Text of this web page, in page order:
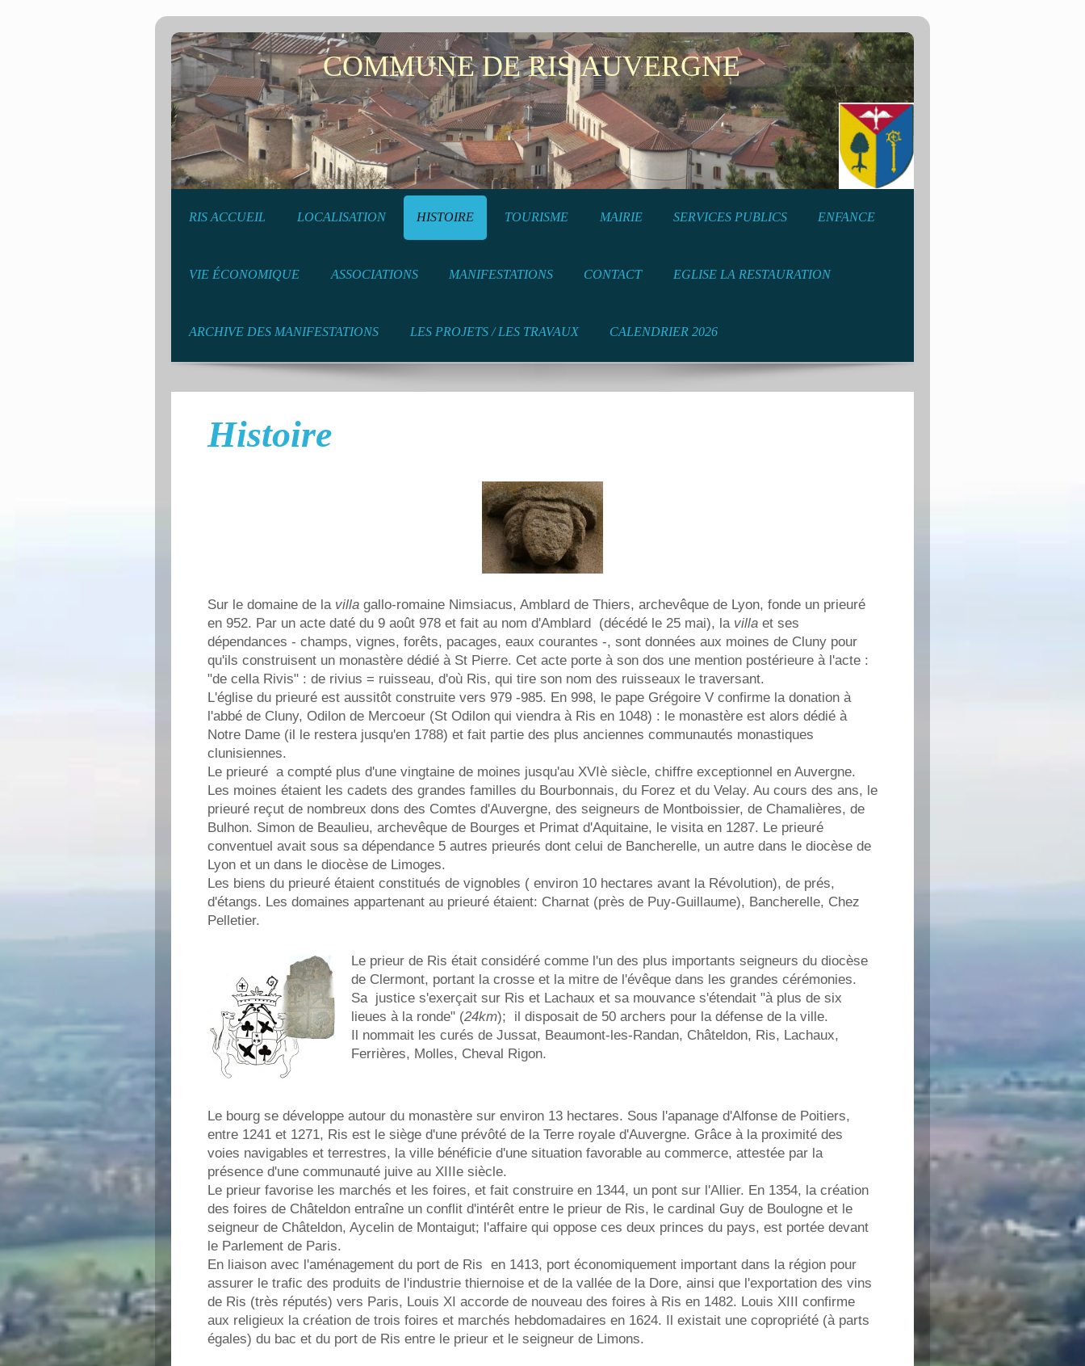
COMMUNE DE RIS AUVERGNE
RIS ACCUEIL LOCALISATION HISTOIRE TOURISME MAIRIE SERVICES PUBLICS ENFANCE
VIE ÉCONOMIQUE ASSOCIATIONS MANIFESTATIONS CONTACT EGLISE LA RESTAURATION
ARCHIVE DES MANIFESTATIONS LES PROJETS / LES TRAVAUX CALENDRIER 2026
Histoire
Sur le domaine de la villa gallo-romaine Nimsiacus, Amblard de Thiers, archevêque de Lyon, fonde un prieuré
en 952. Par un acte daté du 9 août 978 et fait au nom d'Amblard (décédé le 25 mai), la villa et ses
dépendances - champs, vignes, forêts, pacages, eaux courantes -, sont données aux moines de Cluny pour
qu'ils construisent un monastère dédié à St Pierre. Cet acte porte à son dos une mention postérieure à l'acte :
"de cella Rivis" : de rivius = ruisseau, d'où Ris, qui tire son nom des ruisseaux le traversant.
L'église du prieuré est aussitôt construite vers 979 -985. En 998, le pape Grégoire V confirme la donation à
l'abbé de Cluny, Odilon de Mercoeur (St Odilon qui viendra à Ris en 1048) : le monastère est alors dédié à
Notre Dame (il le restera jusqu'en 1788) et fait partie des plus anciennes communautés monastiques
clunisiennes.
Le prieuré a compté plus d'une vingtaine de moines jusqu'au XVIè siècle, chiffre exceptionnel en Auvergne.
Les moines étaient les cadets des grandes familles du Bourbonnais, du Forez et du Velay. Au cours des ans, le
prieuré reçut de nombreux dons des Comtes d'Auvergne, des seigneurs de Montboissier, de Chamalières, de
Bulhon. Simon de Beaulieu, archevêque de Bourges et Primat d'Aquitaine, le visita en 1287. Le prieuré
conventuel avait sous sa dépendance 5 autres prieurés dont celui de Bancherelle, un autre dans le diocèse de
Lyon et un dans le diocèse de Limoges.
Les biens du prieuré étaient constitués de vignobles ( environ 10 hectares avant la Révolution), de prés,
d'étangs. Les domaines appartenant au prieuré étaient: Charnat (près de Puy-Guillaume), Bancherelle, Chez
Pelletier.
Le prieur de Ris était considéré comme l'un des plus importants seigneurs du diocèse
de Clermont, portant la crosse et la mitre de l'évêque dans les grandes cérémonies.
Sa justice s'exerçait sur Ris et Lachaux et sa mouvance s'étendait "à plus de six
lieues à la ronde" (24km); il disposait de 50 archers pour la défense de la ville.
Il nommait les curés de Jussat, Beaumont-les-Randan, Châteldon, Ris, Lachaux,
Ferrières, Molles, Cheval Rigon.
Le bourg se développe autour du monastère sur environ 13 hectares. Sous l'apanage d'Alfonse de Poitiers,
entre 1241 et 1271, Ris est le siège d'une prévôté de la Terre royale d'Auvergne. Grâce à la proximité des
voies navigables et terrestres, la ville bénéficie d'une situation favorable au commerce, attestée par la
présence d'une communauté juive au XIIIe siècle.
Le prieur favorise les marchés et les foires, et fait construire en 1344, un pont sur l'Allier. En 1354, la création
des foires de Châteldon entraîne un conflit d'intérêt entre le prieur de Ris, le cardinal Guy de Boulogne et le
seigneur de Châteldon, Aycelin de Montaigut; l'affaire qui oppose ces deux princes du pays, est portée devant
le Parlement de Paris.
En liaison avec l'aménagement du port de Ris en 1413, port économiquement important dans la région pour
assurer le trafic des produits de l'industrie thiernoise et de la vallée de la Dore, ainsi que l'exportation des vins
de Ris (très réputés) vers Paris, Louis XI accorde de nouveau des foires à Ris en 1482. Louis XIII confirme
aux religieux la création de trois foires et marchés hebdomadaires en 1624. Il existait une copropriété (à parts
égales) du bac et du port de Ris entre le prieur et le seigneur de Limons.